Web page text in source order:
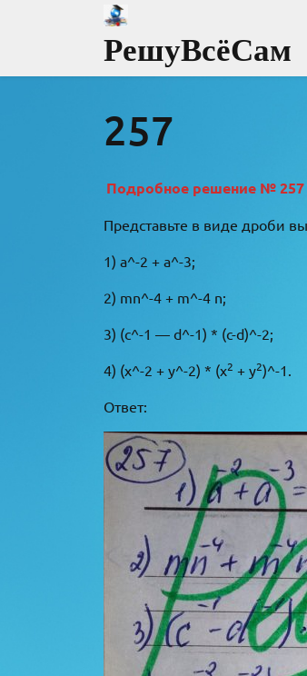
РешуВсёСам
257
Подробное решение № 257
Представьте в виде дроби
1) a^-2 + a^-3;
2) mn^-4 + m^-4 n;
3) (c^-1 — d^-1) * (c-d)^-2;
4) (x^-2 + y^-2) * (x2 + y2)^-1.
Ответ: